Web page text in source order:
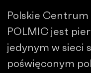
Polskie
POLMIC jest
jedynym w sieci
poświęconym